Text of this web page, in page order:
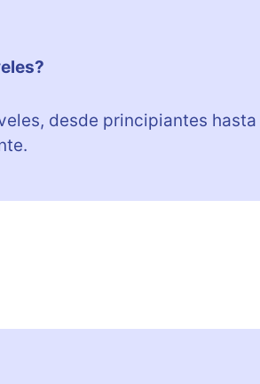
desde principiantes hasta